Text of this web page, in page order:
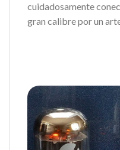
cuidadosamente
gran calibre por un